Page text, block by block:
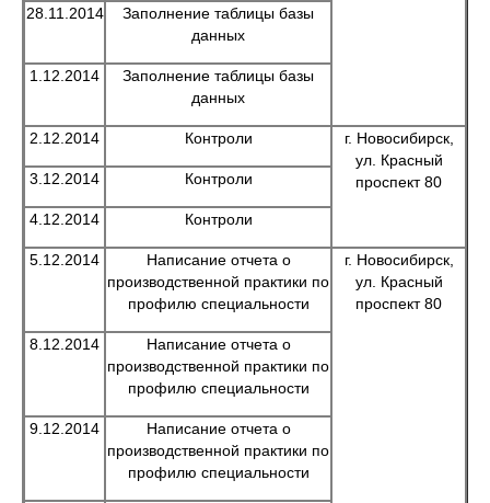
28.11.2014
Заполнение таблицы базы
данных
1.12.2014
Заполнение таблицы базы
данных
2.12.2014 Контроли
г. Новосибирск,
ул. Красный
проспект 80
3.12.2014 Контроли
4.12.2014 Контроли
5.12.2014
Написание отчета о
производственной практики по
профилю специальности
г. Новосибирск,
ул. Красный
проспект 80
8.12.2014
Написание отчета о
производственной практики по
профилю специальности
9.12.2014
Написание отчета о
производственной практики по
профилю специальности